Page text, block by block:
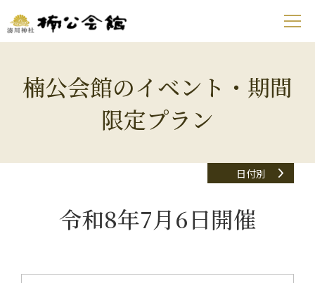
楠公会館のイベント・期間
限定プラン
日付別
令和8年7月6日開催